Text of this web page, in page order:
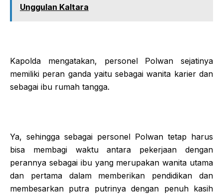
Unggulan Kaltara
Kapolda mengatakan, personel Polwan sejatinya
memiliki peran ganda yaitu sebagai wanita karier dan
sebagai ibu rumah tangga.
Ya, sehingga sebagai personel Polwan tetap harus
bisa membagi waktu antara pekerjaan dengan
perannya sebagai ibu yang merupakan wanita utama
dan pertama dalam memberikan pendidikan dan
membesarkan putra putrinya dengan penuh kasih